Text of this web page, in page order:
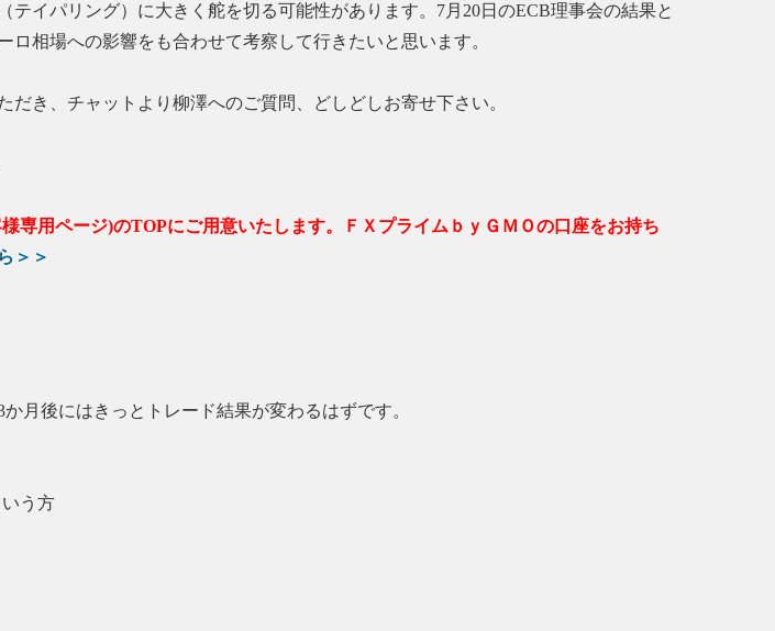
イパリング）に大きく舵を切る可能性があります。7月20日のECB理事会の結果と
相場への影響をも合わせて考察して行きたいと思います。
き、チャットより柳澤へのご質問、どしどしお寄せ下さい。
用ページ)のTOPにご用意いたします。ＦＸプライムｂｙＧＭＯの口座をお持ち
＞＞
月後にはきっとトレード結果が変わるはずです。
う方